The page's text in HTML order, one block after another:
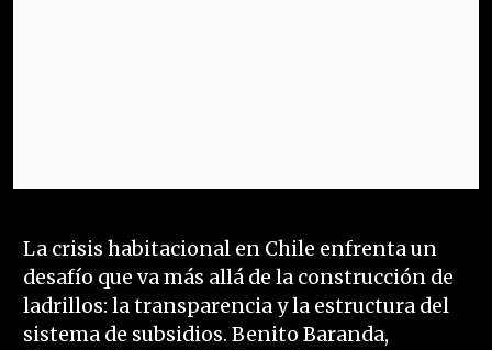
La crisis habitacional en Chile enfrenta un
desafío que va más allá de la construcción de
ladrillos: la transparencia y la estructura del
sistema de subsidios. Benito Baranda,